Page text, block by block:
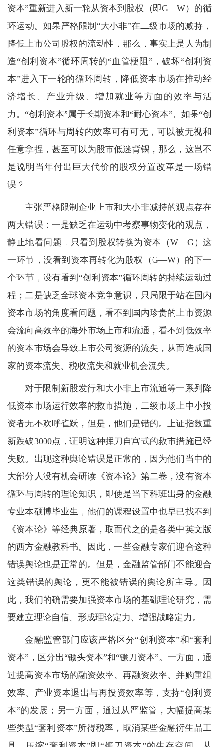
资本”重新进入新一轮从资本到股权（即G—W）的循
环运动。如果严格限制“大小非”在二级市场的减持，
降低上市公司股权的流动性，那么，事实上是人为制
造“创利资本”循环周转的“血管梗阻”，破坏“创利资
本”进入下一轮的循环周转，降低资本市场在推动经
济增长、产业升级、增加就业等方面的效率与活
力。“创利资本”属于长期资本和“耐心资本”。如果“创
利资本”循环与周转的效率可有可无，可以被无视和
任意拿捏，甚至可以为股市低迷背锅，那么，这岂不
是说明当年付出巨大代价的股权分置改革是一场错
误？
主张严格限制企业上市和大小非减持的观点存在
两大错误：一是缺乏在运动中考察事物变化的观点，
静止地看问题，只看到股权转换为资本（W—G）这
一环节，没看到资本再转化为股权（G—W）的下一
个环节，没有看到“创利资本”循环周转的持续运动过
程；二是缺乏全球资本竞争意识，只局限于站在国内
资本市场的角度看问题，看不到国内珍贵的上市资源
会流向高效率的海外市场上市和流通，看不到低效率
的资本市场会导致上市公司资源的流失，从而造成国
家的资本流失、税收流失和就业机会流失。
对于限制新股发行和大小非上市流通等一系列降
低资本市场运行效率的救市措施，二级市场上中小投
资者无不欢呼雀跃，但是，他们是错的。上证指数重
新跌破3000点，证明这种挥刀自宫式的救市措施已经
失败。出现这种舆论错误是正常的，因为他们当中的
大部分人没有机会研读《资本论》第二卷，没有资本
循环与周转的理论知识，即使是当下科班出身的金融
专业本硕博毕业生，他们的课程设置中也早已找不到
《资本论》等经典原著，取而代之的是各类中英文版
的西方金融教科书。因此，一些金融专家们迎合这种
错误舆论也是正常的。但是，金融监管部门不能迎合
这类错误的舆论，更不能被错误的舆论所主导。因
此，我们的确需要加强资本市场的基础理论研究，需
要建立理论自信、形成理论定力、增强战略定力。
金融监管部门应该严格区分“创利资本”和“套利
资本”，区分出“锄头资本”和“镰刀资本”。一方面，通
过提高资本市场的融资效率、再融资效率、并购重组
效率、产业资本退出与再投资效率等，支持“创利资
本”的发展；另一方面，通过从严监管，大幅提高某
些类型“套利资本”所得税率，取消某些金融衍生品工